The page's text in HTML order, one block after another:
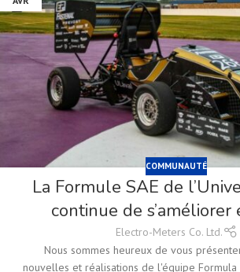
COMMUNAUTÉ
La Formule SAE de
continue de
Electro-Meters Co. Ltd.
Nous sommes heureux de vous
nouvelles et réalisations de l'équipe Formula